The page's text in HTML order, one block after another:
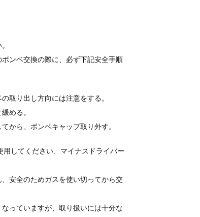
ンベ交換の際に、必ず下記安全手順
取り出し方向には注意をする。
める。
から、ボンベキャップ取り外す。
してください、マイナスドライバー
安全のためガスを使い切ってから交
っていますが、取り扱いには十分な